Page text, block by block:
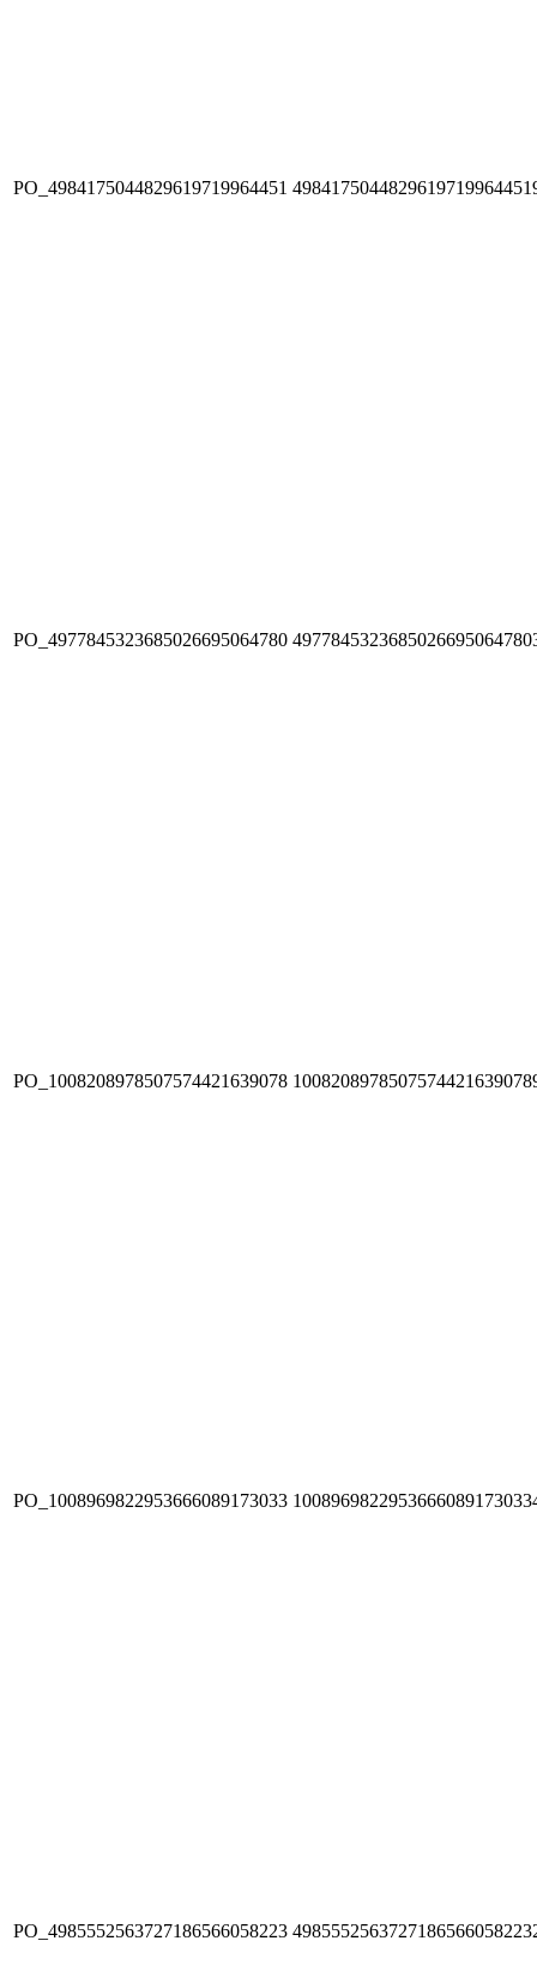
PO_4984175044829619719964451
PO_4977845323685026695064780
PO_1008208978507574421639078
PO_1008969822953666089173033
PO_4985552563727186566058223